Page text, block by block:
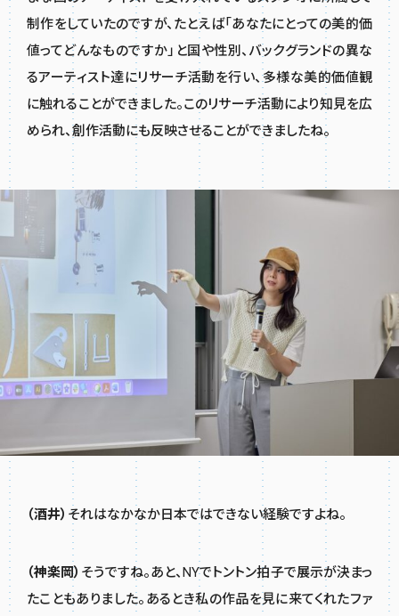
制作をしていたのですが、たとえば「あなたにとっての美的価
値ってどんなものですか」と国や性別、バックグランドの異な
るアーティスト達にリサーチ活動を行い、多様な美的価値観
に触れることができました。このリサーチ活動により知見を広
められ、創作活動にも反映させることができましたね。
（酒井） それはなかなか日本ではできない経験ですよね。
（神楽岡） そうですね。あと、NYでトントン拍子で展示が決まっ
たこともありました。あるとき私の作品を見に来てくれたファ